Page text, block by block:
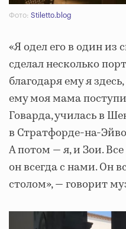
Фото: Stiletto.blog
«Я одел его в один из
сделал несколько
благодаря ему я
ему моя мама
Говарда, училась в
в Стратфорде-на-
А потом — я, и Зои.
он всегда с нами. Он
столом», — говорит